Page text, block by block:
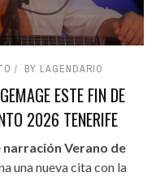
BY LAGENDARIO
ESTE FIN DE
2026 TENERIFE
narración Verano de
una nueva cita con la